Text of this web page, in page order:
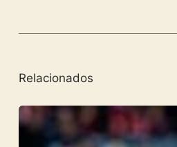
Relacionados